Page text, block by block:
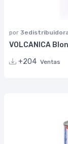
por
VOLCANICA
+204 Ventas